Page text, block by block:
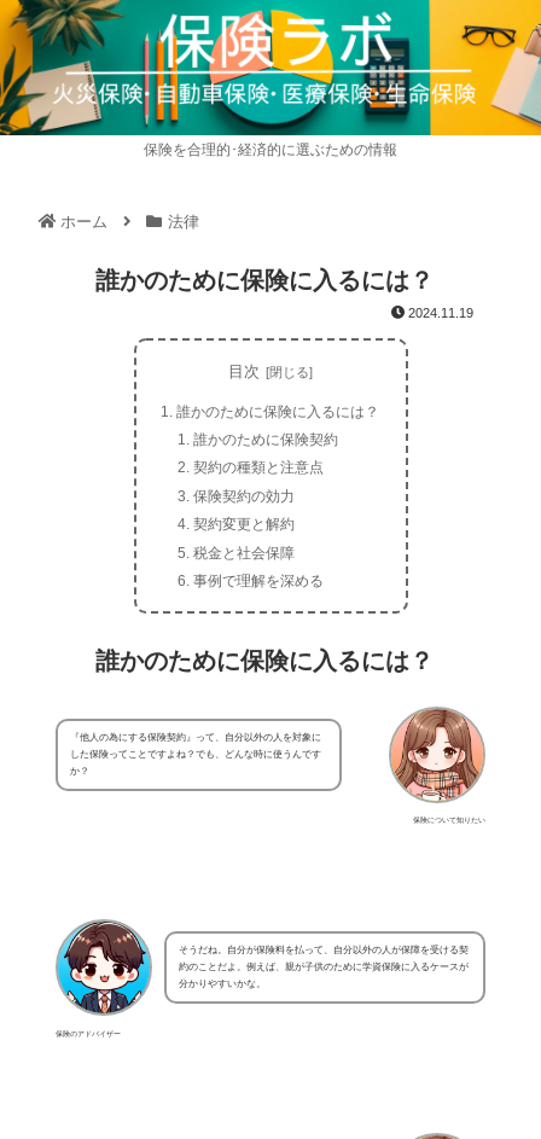
保険を合理的･経済的に選ぶための情報
ホーム 法律
誰かのために保険に入るには？
2024.11.19
目次
誰かのために保険に入るには？
誰かのために保険契約
契約の種類と注意点
保険契約の効力
契約変更と解約
税金と社会保障
事例で理解を深める
誰かのために保険に入るには？
保険について知りたい
『他人の為にする保険契約』って、自分以外の人を対象に
した保険ってことですよね？でも、どんな時に使うんです
か？
保険のアドバイザー
そうだね。自分が保険料を払って、自分以外の人が保障を受ける契
約のことだよ。例えば、親が子供のために学資保険に入るケースが
分かりやすいかな。